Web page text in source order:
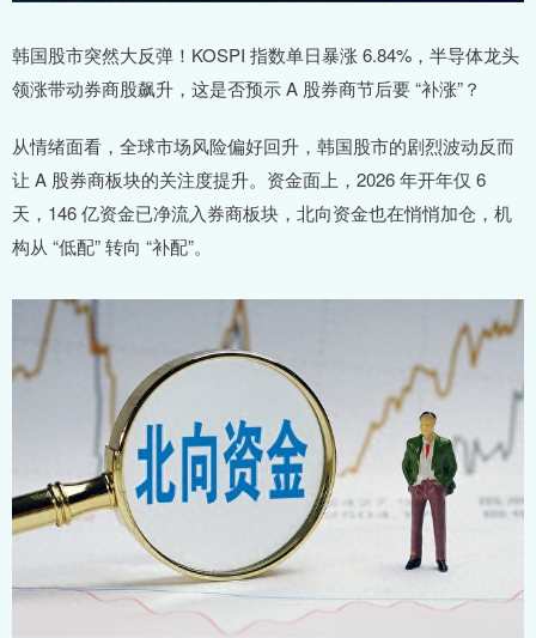
韩国股市突然大反弹！KOSPI 指数单日暴涨 6.84%，半导体龙头
领涨带动券商股飙升，这是否预示 A 股券商节后要 “补涨”？
从情绪面看，全球市场风险偏好回升，韩国股市的剧烈波动反而
让 A 股券商板块的关注度提升。资金面上，2026 年开年仅 6
天，146 亿资金已净流入券商板块，北向资金也在悄悄加仓，机
构从 “低配” 转向 “补配”。